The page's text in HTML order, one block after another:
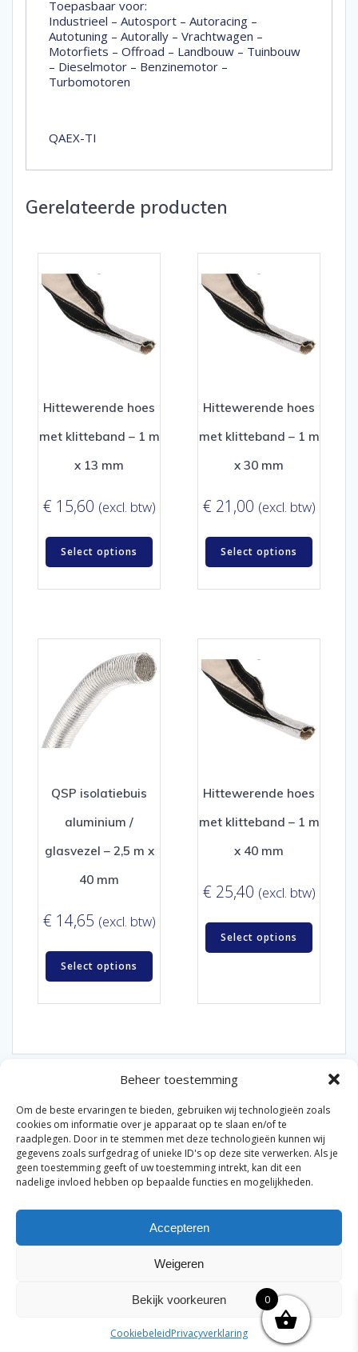
Beheer toestemming
Om de beste ervaringen te bieden, gebruiken wij technologieën zoals
cookies om informatie over je apparaat op te slaan en/of te
raadplegen. Door in te stemmen met deze technologieën kunnen wij
gegevens zoals surfgedrag of unieke ID's op deze site verwerken. Als je
geen toestemming geeft of uw toestemming intrekt, kan dit een
nadelige invloed hebben op bepaalde functies en mogelijkheden.
Accepteren
Weigeren
Bekijk voorkeuren
CookiebeleidPrivacyverklaring
Toepasbaar voor:
Industrieel – Autosport – Autoracing –
Autotuning – Autorally – Vrachtwagen –
Motorfiets – Offroad – Landbouw – Tuinbouw
– Dieselmotor – Benzinemotor –
Turbomotoren
QAEX-TI
Gerelateerde producten
Hittewerende hoes
met klitteband – 1 m
x 13 mm
€ 15,60 (excl. btw)
Select options
Hittewerende hoes
met klitteband – 1 m
x 30 mm
€ 21,00 (excl. btw)
Select options
QSP isolatiebuis
aluminium /
glasvezel – 2,5 m x
40 mm
€ 14,65 (excl. btw)
Select options
Hittewerende hoes
met klitteband – 1 m
x 40 mm
€ 25,40 (excl. btw)
Select options
© 2026 Van der Bel Las en Radiateurenbedrijf.
Privacyverklaring|Cookiebeleid|Retourbeleid|
Algemene voorwaarden voor consumenten
genoemd. Geen officiële samenwerking tenzij anders
0